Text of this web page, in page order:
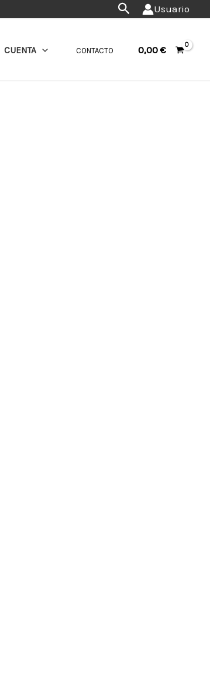
BuscarUsuario
CUENTA CONTACTO 0,00 €